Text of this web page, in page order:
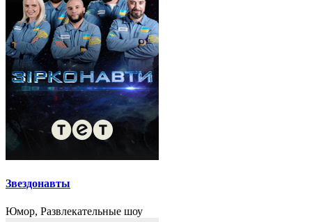
Звездонавты
Юмор, Развлекательные шоу